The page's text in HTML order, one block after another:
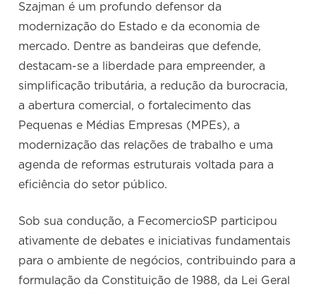
Szajman é um profundo defensor da
modernização do Estado e da economia de
mercado. Dentre as bandeiras que defende,
destacam-se a liberdade para empreender, a
simplificação tributária, a redução da burocracia,
a abertura comercial, o fortalecimento das
Pequenas e Médias Empresas (MPEs), a
modernização das relações de trabalho e uma
agenda de reformas estruturais voltada para a
eficiência do setor público.
Sob sua condução, a FecomercioSP participou
ativamente de debates e iniciativas fundamentais
para o ambiente de negócios, contribuindo para a
formulação da Constituição de 1988, da Lei Geral